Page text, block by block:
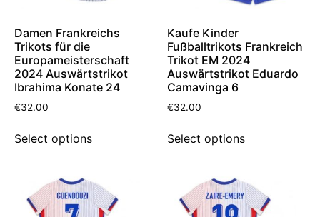
Damen Frankreichs
Trikots für die
Europameisterschaft
2024 Auswärtstrikot
Ibrahima Konate 24
€32.00
Select options
Kaufe Kinder
Fußballtrikots Frankreich
Trikot EM 2024
Auswärtstrikot Eduardo
Camavinga 6
€32.00
Select options